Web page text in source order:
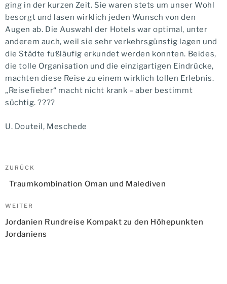
ging in der kurzen Zeit. Sie waren stets um unser Wohl
besorgt und lasen wirklich jeden Wunsch von den
Augen ab. Die Auswahl der Hotels war optimal, unter
anderem auch, weil sie sehr verkehrsgünstig lagen und
die Städte fußläufig erkundet werden konnten. Beides,
die tolle Organisation und die einzigartigen Eindrücke,
machten diese Reise zu einem wirklich tollen Erlebnis.
„Reisefieber“ macht nicht krank – aber bestimmt
süchtig. ????
U. Douteil, Meschede
Beitragsnavigation
Vorheriger
Beitrag
ZURÜCK
Traumkombination Oman und Malediven
Nächster
Beitrag
WEITER
Jordanien Rundreise Kompakt zu den Höhepunkten
Jordaniens